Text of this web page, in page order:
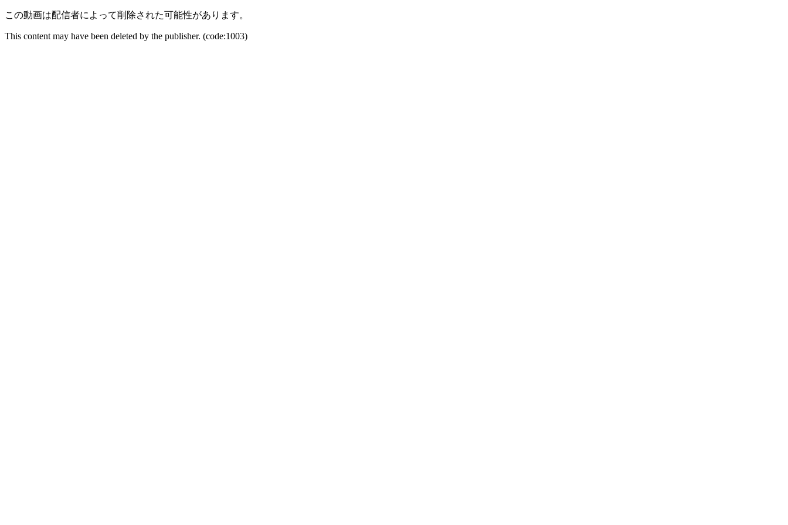
この動画は配信者によって削除された可能性があります。
This content may have been deleted by the publisher. (code:1003)